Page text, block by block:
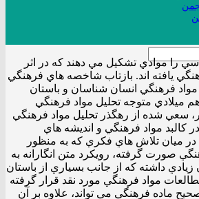
را موادي تشكيل مي دهند كه در اثر
يافته اند. بازتاب شاخصه هاي فرهنگي
مواد فرهنگي انسان شناسان و باستان
ميلادي متوجه تحليل مواد فرهنگي
سعي شده از رهگذر تحليل مواد فرهنگي
كالبد مواد فرهنگي و انديشه هاي
در ميان تلاش هاي فكري كه به منظور
صورت گرفته، رويكرد متن انگارانه به
داشته كه از جانب بسياري از باستان
مواد فرهنگي مورد نقد قرار گرفته
ماده فرهنگي مي تواند، علاوه بر آن